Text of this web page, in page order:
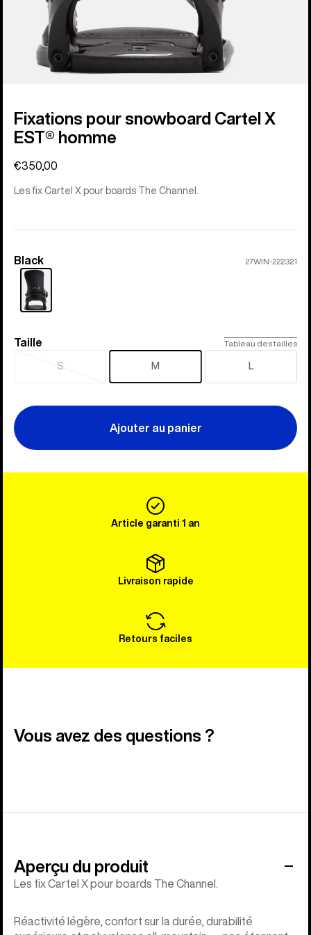
Fixations pour snowboard Cartel X
EST® homme
€350,00
Les fix Cartel X pour boards The Channel.
Couleur
Black 27WIN-222321
Taille
Taille Tableau des tailles
S
Épuisé
M L
Ajouter au panier
Article garanti 1 an
Livraison rapide
Retours faciles
Vous avez des questions ?
Aperçu du produit
Les fix Cartel X pour boards The Channel.
Réactivité légère, confort sur la durée, durabilité